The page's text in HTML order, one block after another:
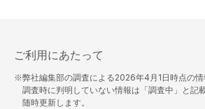
ご利用にあたって
※弊社編集部の調査による2026年4月1日時点の情
調査時に判明していない情報は「調査中」と記
随時更新します。